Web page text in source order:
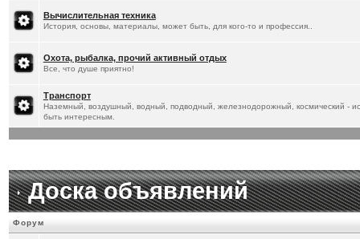
Вычислительная техника
История, основы, материалы, может быть, для кого-то и профессия..
Охота, рыбалка, прочий активный отдых
Все, что душе приятно!
Транспорт
Наземный, воздушный, водный, подводный, железнодорожный, космический -
быть интересным.
Доска объявлений
Форум